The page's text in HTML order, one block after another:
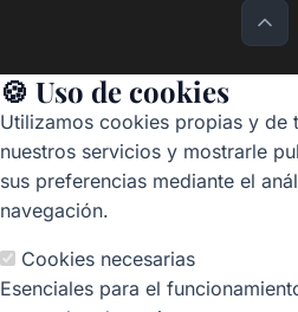
🍪 Uso de cookies
Utilizamos cookies propias y de
nuestros servicios y mostrarle
sus preferencias mediante el
navegación.
Cookies necesarias
Esenciales para el